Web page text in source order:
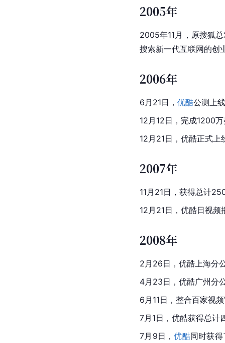
2005年
2005年11月，原搜狐
搜索新一代互联网的创
2006年
6月21日， 优酷公测上
12月12日，完成1200
12月21日， 优酷正式上
2007年
11月21日，获得总计
12月21日， 优酷日视频
2008年
2月26日，优酷上海分
4月23日，优酷广州分
6月11日，整合百家视
7月1日，优酷获得总计
7月9日，优酷同时获得